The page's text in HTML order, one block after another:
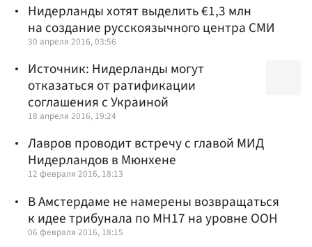
Нидерланды хотят выделить €1,3 млн
на создание русскоязычного центра СМИ
30 апреля 2016, 03:56
Источник: Нидерланды могут
отказаться от ратификации
соглашения с Украиной
18 апреля 2016, 19:24
Лавров проводит встречу с главой МИД
Нидерландов в Мюнхене
12 февраля 2016, 18:13
В Амстердаме не намерены возвращаться
к идее трибунала по MH17 на уровне ООН
06 февраля 2016, 18:15